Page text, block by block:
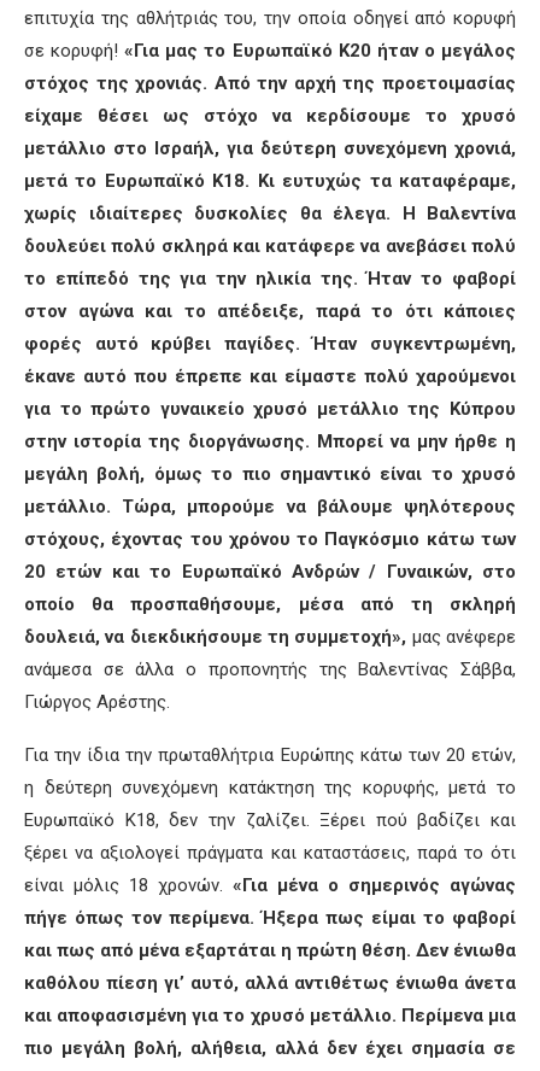
επιτυχία της αθλήτριάς του, την οποία οδηγεί από κορυφή
σε κορυφή!«Για μας το Ευρωπαϊκό Κ20 ήταν ο μεγάλος
στόχος της χρονιάς. Από την αρχή της προετοιμασίας
είχαμε θέσει ως στόχο να κερδίσουμε το χρυσό
μετάλλιο στο Ισραήλ, για δεύτερη συνεχόμενη χρονιά,
μετά το Ευρωπαϊκό Κ18. Κι ευτυχώς τα καταφέραμε,
χωρίς ιδιαίτερες δυσκολίες θα έλεγα. Η Βαλεντίνα
δουλεύει πολύ σκληρά και κατάφερε να ανεβάσει πολύ
το επίπεδό της για την ηλικία της. Ήταν το φαβορί
στον αγώνα και το απέδειξε, παρά το ότι κάποιες
φορές αυτό κρύβει παγίδες. Ήταν συγκεντρωμένη,
έκανε αυτό που έπρεπε και είμαστε πολύ χαρούμενοι
για το πρώτο γυναικείο χρυσό μετάλλιο της Κύπρου
στην ιστορία της διοργάνωσης. Μπορεί να μην ήρθε η
μεγάλη βολή, όμως το πιο σημαντικό είναι το χρυσό
μετάλλιο. Τώρα, μπορούμε να βάλουμε ψηλότερους
στόχους, έχοντας του χρόνου το Παγκόσμιο κάτω των
20 ετών και το Ευρωπαϊκό Ανδρών / Γυναικών, στο
οποίο θα προσπαθήσουμε, μέσα από τη σκληρή
δουλειά, να διεκδικήσουμε τη συμμετοχή», μας ανέφερε
ανάμεσα σε άλλα ο προπονητής της Βαλεντίνας Σάββα,
Γιώργος Αρέστης.
Για την ίδια την πρωταθλήτρια Ευρώπης κάτω των 20 ετών,
η δεύτερη συνεχόμενη κατάκτηση της κορυφής, μετά το
Ευρωπαϊκό Κ18, δεν την ζαλίζει. Ξέρει πού βαδίζει και
ξέρει να αξιολογεί πράγματα και καταστάσεις, παρά το ότι
είναι μόλις 18 χρονών. «Για μένα ο σημερινός αγώνας
πήγε όπως τον περίμενα. Ήξερα πως είμαι το φαβορί
και πως από μένα εξαρτάται η πρώτη θέση. Δεν ένιωθα
καθόλου πίεση γι’ αυτό, αλλά αντιθέτως ένιωθα άνετα
και αποφασισμένη για το χρυσό μετάλλιο. Περίμενα μια
πιο μεγάλη βολή, αλήθεια, αλλά δεν έχει σημασία σε